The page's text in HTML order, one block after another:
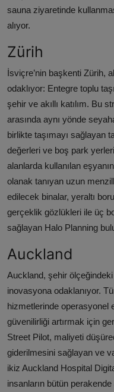
sauna ziyaretinde
alıyor.
Zürih
İsviçre’nin başkenti Zürih,
odaklıyor: Entegre toplu
şehir ve akıllı katılım. Bu
arasında aynı yönde
birlikte taşımayı sağlayan
değerleri ve boş park
alanlarda kullanılan
olanak tanıyan uzun
edilecek binalar, yeraltı
gerçeklik gözlükleri ile üç
sağlayan Halo Planning
Auckland
Auckland, şehir
inovasyona odaklanıyor.
hizmetlerinde operasyonel
güvenilirliği artırmak için
Street Pilot, maliyeti
giderilmesini sağlayan ve
ikiz Auckland Hospital
insanların bütün